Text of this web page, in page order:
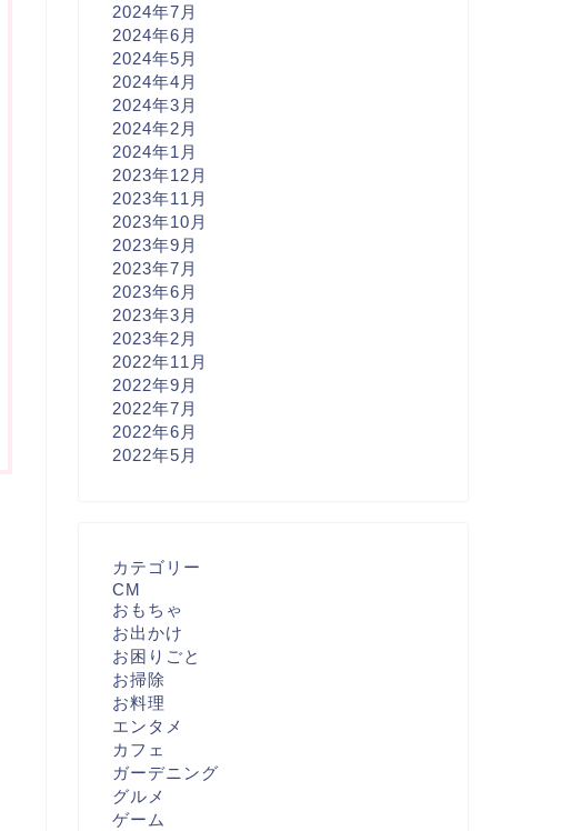
2024年7月
2024年6月
2024年5月
2024年4月
2024年3月
2024年2月
2024年1月
2023年12月
2023年11月
2023年10月
2023年9月
2023年7月
2023年6月
2023年3月
2023年2月
2022年11月
2022年9月
2022年7月
2022年6月
2022年5月
カテゴリー
CM
おもちゃ
お出かけ
お困りごと
お掃除
お料理
エンタメ
カフェ
ガーデニング
グルメ
ゲーム